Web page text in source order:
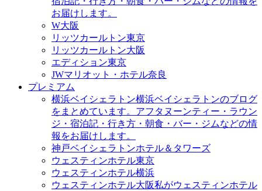
お届けします。
W大阪
リッツカールトン東京
リッツカールトン大阪
エディション東京
JWマリオット・ホテル奈良
プレミアム
横浜ベイシェラトン横浜ベイシェラトンのブログ
をまとめています。アフタヌーンティー・ラウン
ジ・宿泊記・行き方・朝食・バー・ジムなどの情
報をお届けします。
神戸ベイシェラトンホテル＆タワーズ
ウェスティンホテル東京
ウェスティンホテル横浜
ウェスティンホテル大阪私がウェスティンホテル